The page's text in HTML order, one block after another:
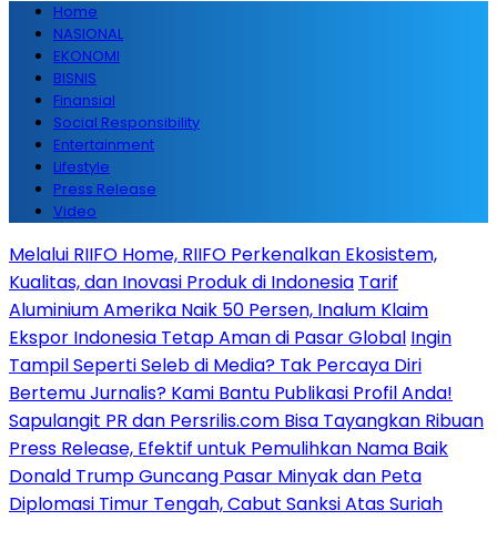
Home
NASIONAL
EKONOMI
BISNIS
Finansial
Social Responsibility
Entertainment
Lifestyle
Press Release
Video
Melalui RIIFO Home, RIIFO Perkenalkan Ekosistem,
Kualitas, dan Inovasi Produk di Indonesia Tarif
Aluminium Amerika Naik 50 Persen, Inalum Klaim
Ekspor Indonesia Tetap Aman di Pasar Global Ingin
Tampil Seperti Seleb di Media? Tak Percaya Diri
Bertemu Jurnalis? Kami Bantu Publikasi Profil Anda!
Sapulangit PR dan Persrilis.com Bisa Tayangkan Ribuan
Press Release, Efektif untuk Pemulihkan Nama Baik
Donald Trump Guncang Pasar Minyak dan Peta
Diplomasi Timur Tengah, Cabut Sanksi Atas Suriah